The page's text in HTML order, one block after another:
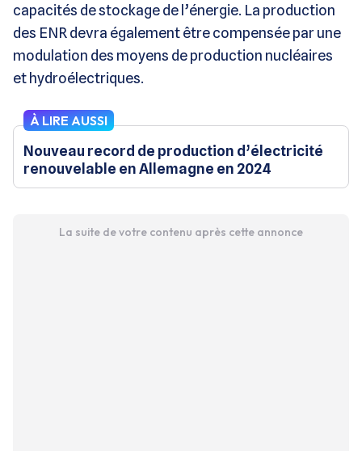
capacités de stockage de l’énergie. La production
des ENR devra également être compensée par une
modulation des moyens de production nucléaires
et hydroélectriques.
À LIRE AUSSI
Nouveau record de production d’électricité
renouvelable en Allemagne en 2024
La suite de votre contenu après cette annonce